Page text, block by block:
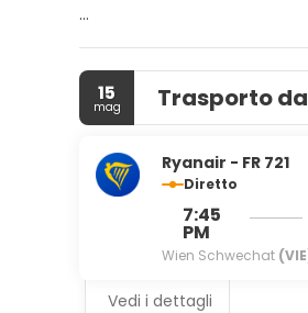
di doccia, set di cortesia
Dissetati con il tuo drink
Potrai usufruire di check-
15
mag Trasporto
Ryanair - FR 721
Diretto
7:45
PM
Wien Schwechat
Vedi i dettagli